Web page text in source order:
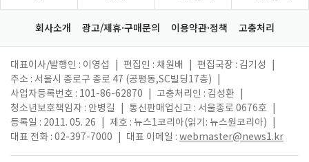
회사소개 광고/제휴·구매문의 이용약관·정책 고충처리
대표이사/발행인 : 이영섭 편집인 : 채원배 편집국장 : 김기성
주소 : 서울시 종로구 종로 47 (공평동,SC빌딩17층)
사업자등록번호 : 101-86-62870
고충처리인 : 김성환
청소년보호책임자 : 안병길
통신판매업신고 : 서울종로 0676호
등록일 : 2011. 05. 26
제호 : 뉴스1코리아(읽기: 뉴스원코리아)
대표 전화 : 02-397-7000
대표 이메일 : webmaster@news1.kr